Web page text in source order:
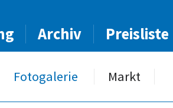
Archiv Preisliste
Fotogalerie Markt